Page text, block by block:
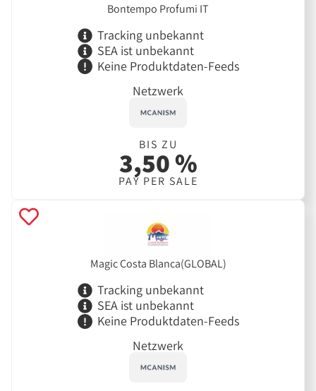
Bontempo Profumi IT
Tracking unbekannt
SEA ist unbekannt
Keine Produktdaten-Feeds
Netzwerk
BIS ZU
3,50 %
PAY PER SALE
Magic Costa Blanca(GLOBAL)
Tracking unbekannt
SEA ist unbekannt
Keine Produktdaten-Feeds
Netzwerk